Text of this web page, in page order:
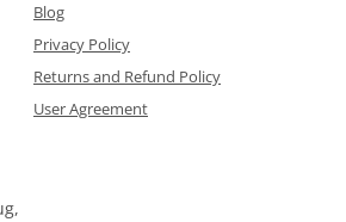
Blog
Privacy Policy
Returns and Refund Policy
User Agreement